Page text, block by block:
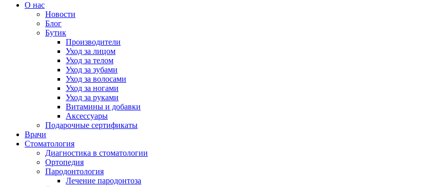
О нас
Новости
Блог
Бутик
Производители
Уход за лицом
Уход за телом
Уход за зубами
Уход за волосами
Уход за ногами
Уход за руками
Витамины и добавки
Аксессуары
Подарочные сертификаты
Врачи
Стоматология
Диагностика в стоматологии
Ортопедия
Пародонтология
Лечение пародонтоза